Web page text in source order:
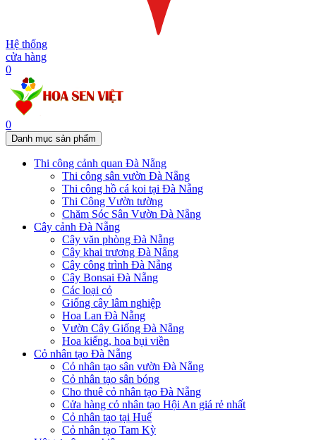
Hệ thống
cửa hàng
0
0
Danh mục sản phẩm
Thi công cảnh quan Đà Nẵng
Thi công sân vườn Đà Nẵng
Thi công hồ cá koi tại Đà Nẵng
Thi Công Vườn tường
Chăm Sóc Sân Vườn Đà Nẵng
Cây cảnh Đà Nẵng
Cây văn phòng Đà Nẵng
Cây khai trương Đà Nẵng
Cây công trình Đà Nẵng
Cây Bonsai Đà Nẵng
Các loại cỏ
Giống cây lâm nghiệp
Hoa Lan Đà Nẵng
Vườn Cây Giống Đà Nẵng
Hoa kiểng, hoa bụi viền
Cỏ nhân tạo Đà Nẵng
Cỏ nhân tạo sân vườn Đà Nẵng
Cỏ nhân tạo sân bóng
Cho thuê cỏ nhân tạo Đà Nẵng
Cửa hàng cỏ nhân tạo Hội An giá rẻ nhất
Cỏ nhân tạo tại Huế
Cỏ nhân tạo Tam Kỳ